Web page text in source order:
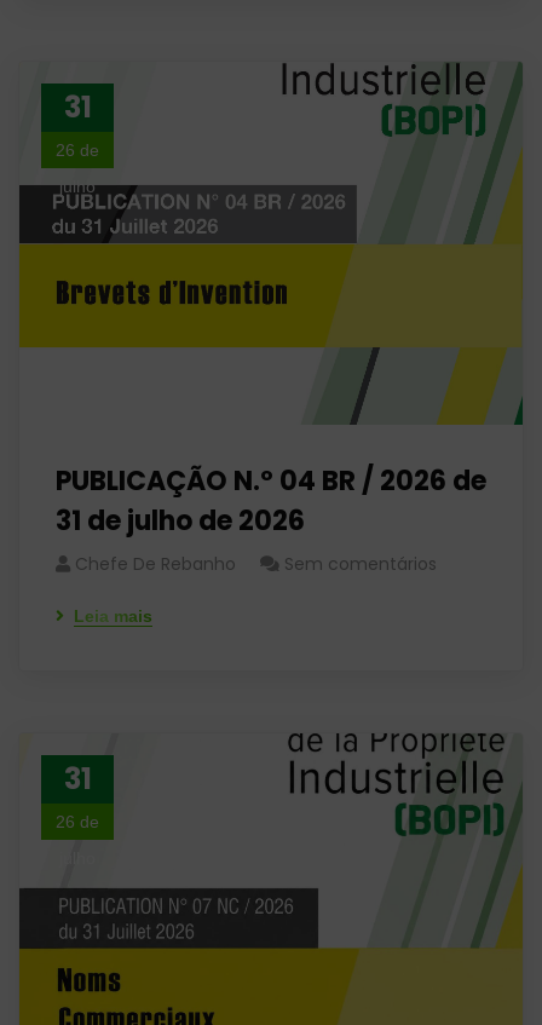
31
26 de
julho
PUBLICAÇÃO N.º 04 BR / 2026 de
31 de julho de 2026
Chefe De Rebanho Sem comentários
Leia mais
31
26 de